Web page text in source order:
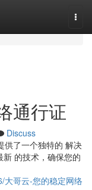
通行证
Discuss
供了一个独特的 解决
的技术，确保您的
大哥云-您的稳定网络